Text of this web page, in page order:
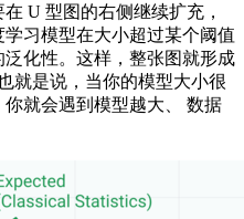
U 型图的右侧继续扩充，
习模型在大小超过某个阈值
化性。这样，整张图就形成
是说，当你的模型大小很
就会遇到模型越大、 数据